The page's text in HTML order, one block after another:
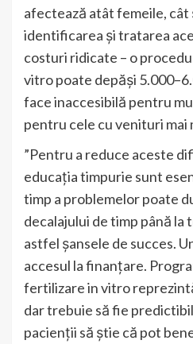
afectează atât femeile, cât
identificarea și tratarea
costuri ridicate – o
vitro poate depăși
face inaccesibilă pentru
pentru cele cu venituri mai
”Pentru a reduce aceste
educația timpurie sunt
timp a problemelor poate
decalajului de timp până la
astfel șansele de succes.
accesul la finanțare.
fertilizare in vitro
dar trebuie să fie
pacienții să știe că pot